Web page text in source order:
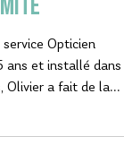
allie
Opticien
Olivier a fait de la...